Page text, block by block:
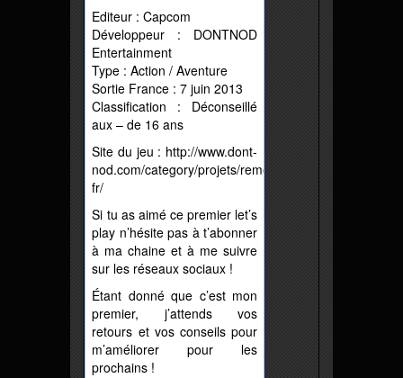
Editeur : Capcom
Développeur : DONTNOD
Entertainment
Type : Action / Aventure
Sortie France : 7 juin 2013
Classification : Déconseillé
aux – de 16 ans
Site du jeu : http://www.dont-
nod.com/category/projets/rememberme-
fr/
Si tu as aimé ce premier let’s
play n’hésite pas à t’abonner
à ma chaine et à me suivre
sur les réseaux sociaux !
Étant donné que c’est mon
premier, j’attends vos
retours et vos conseils pour
m’améliorer pour les
prochains !